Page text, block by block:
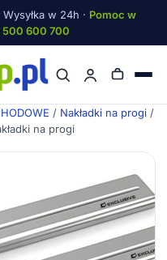
w 24h · Pomoc w
500 600 700
Menu
/ Nakładki na progi /
na progi